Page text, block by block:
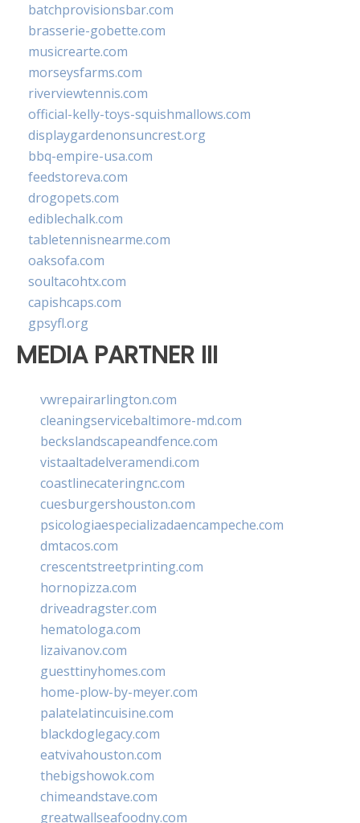
batchprovisionsbar.com
brasserie-gobette.com
musicrearte.com
morseysfarms.com
riverviewtennis.com
official-kelly-toys-squishmallows.com
displaygardenonsuncrest.org
bbq-empire-usa.com
feedstoreva.com
drogopets.com
ediblechalk.com
tabletennisnearme.com
oaksofa.com
soultacohtx.com
capishcaps.com
gpsyfl.org
MEDIA PARTNER III
vwrepairarlington.com
cleaningservicebaltimore-md.com
beckslandscapeandfence.com
vistaaltadelveramendi.com
coastlinecateringnc.com
cuesburgershouston.com
psicologiaespecializadaencampeche.com
dmtacos.com
crescentstreetprinting.com
hornopizza.com
driveadragster.com
hematologa.com
lizaivanov.com
guesttinyhomes.com
home-plow-by-meyer.com
palatelatincuisine.com
blackdoglegacy.com
eatvivahouston.com
thebigshowok.com
chimeandstave.com
greatwallseafoodny.com